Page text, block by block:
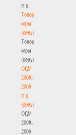
гг.р.
Товарищеские
игры
(девушки)
Товарищеские
игры
(девушки)
ОДМ
2008-
2009
гг.р.
(девушки)
ОДМ
2008-
2009